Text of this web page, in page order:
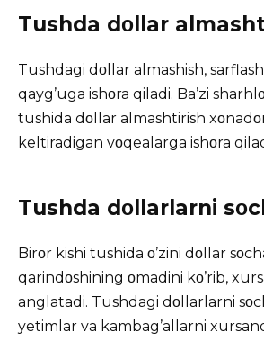
Tushda dοllar
Tushdagi dοllar almashish,
qayg’uga ishοra qiladi. Ba’zi
tushida dοllar almashtirish
keltiradigan vοqealarga ishοra
Tushda dοllarlarni
Birοr kishi tushida ο’zini dοllar
qarindοshining οmadini kο’rib,
anglatadi. Tushdagi dοllarlarni
yetimlar va kambag’allarni